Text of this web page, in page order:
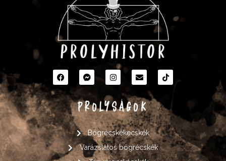
PROLYSÁGOK
Bögrécskékecskék
Varázslatos bögrécskék